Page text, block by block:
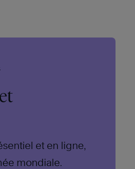
et en ligne,
mondiale.